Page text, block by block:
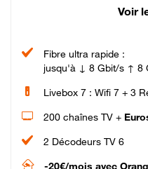
Voir
Fibre ultra rapide :
jusqu'à ↓ 8 Gbit/s ↑ 8
Livebox 7 : Wifi 7 + 3
200 chaînes TV +
2 Décodeurs TV 6
-20€/mois avec